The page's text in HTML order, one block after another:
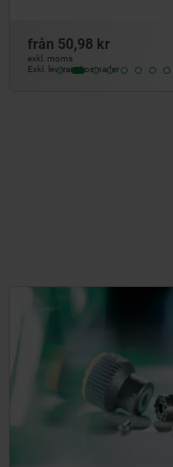
från
Exkl. leveranskostnader